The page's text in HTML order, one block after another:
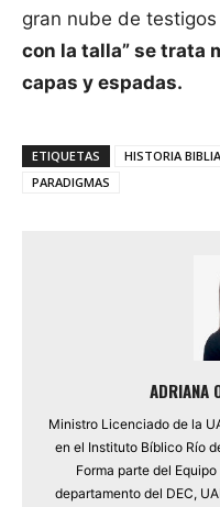
gran nube de
con la talla” se trata
capas y espadas.
ETIQUETAS HISTORIA BIBLIA
PARADIGMAS
ADRIANA
Ministro Licenciado de la
en el Instituto Bíblico Río
Forma parte del
departamento del DEC,